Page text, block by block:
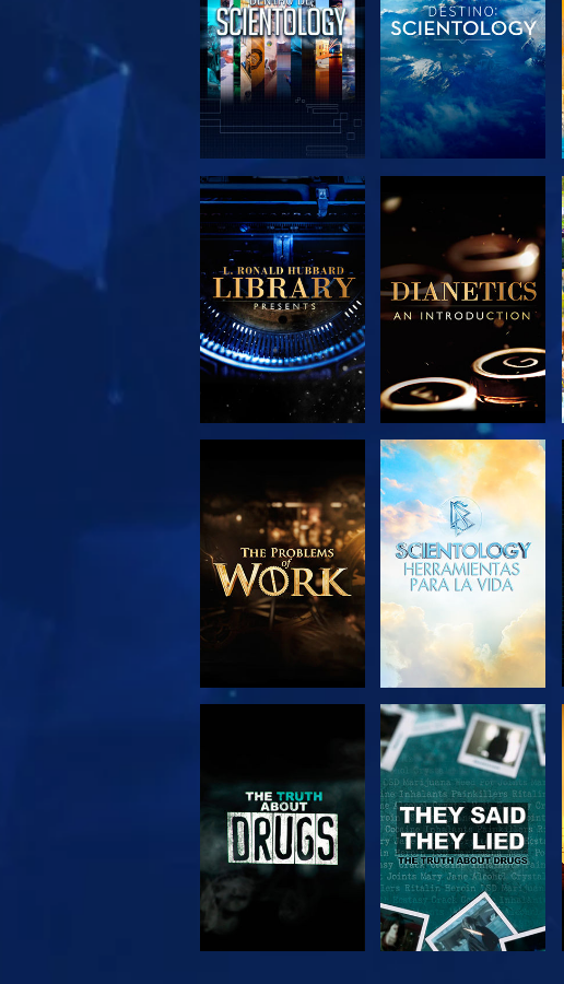
EXPLORA LAS
SERIES
EXPLORA LAS
SERIES
EXPLORA LAS
SERIES
VE
VE